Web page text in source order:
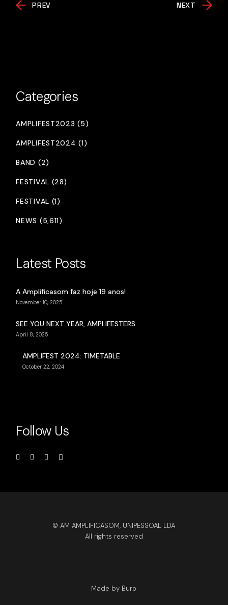
PREV NEXT
Categories
AMPLIFEST2023 (5)
AMPLIFEST2024 (1)
BAND (2)
FESTIVAL (28)
FESTIVAL (1)
NEWS (5,611)
Latest Posts
A Amplificasom faz hoje 19 anos!
November 10, 2025
SEE YOU NEXT YEAR, AMPLIFESTERS
April 8, 2025
AMPLIFEST 2024: TIMETABLE
October 22, 2024
Follow Us
© AM AMPLIFICASOM, UNIPESSOAL LDA
All rights reserved
Made by Büro